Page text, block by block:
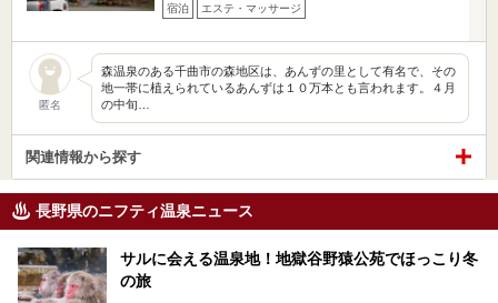
宿泊 エステ・マッサージ
匿名
森温泉のある千曲市の森地区は、あんずの里として有名で、その
地一帯に植えられているあんずは１０万本とも言われます。４月
の中旬…
関連情報から探す
長野県のニフティ温泉ニュース
サルに会える温泉地！地獄谷野猿公苑でほっこり冬
の旅